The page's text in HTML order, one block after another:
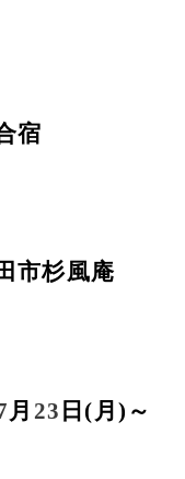
宿
市杉風庵
月 23 日(月)～